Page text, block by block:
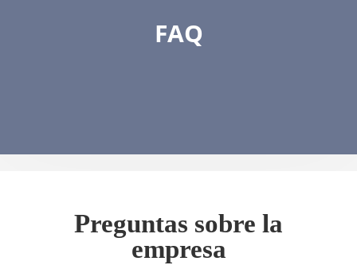
FAQ
Preguntas sobre la
empresa